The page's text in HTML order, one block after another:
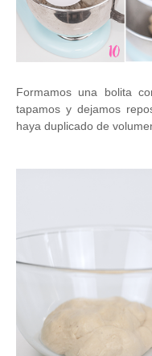
Formamos una bolita
tapamos y dejamos
haya duplicado de